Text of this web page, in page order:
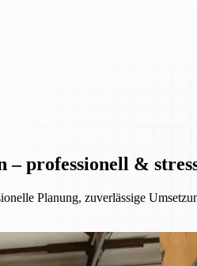
– professionell &
Planung, zuverlässige